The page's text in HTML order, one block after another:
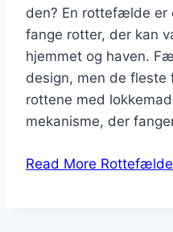
den? En rottefælde er
fange rotter, der kan
hjemmet og haven.
design, men de
rottene med
mekanisme, der
Read More